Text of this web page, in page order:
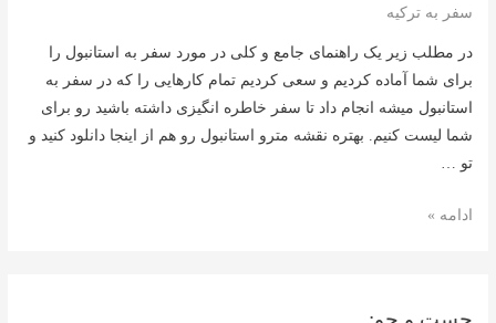
سفر به ترکیه
در مطلب زیر یک راهنمای جامع و کلی در مورد سفر به استانبول را
برای شما آماده کردیم و سعی کردیم تمام کارهایی را که در سفر به
استانبول میشه انجام داد تا سفر خاطره انگیزی داشته باشید رو برای
شما لیست کنیم. بهتره نقشه مترو استانبول رو هم از اینجا دانلود کنید و
تو …
سفر
ادامه »